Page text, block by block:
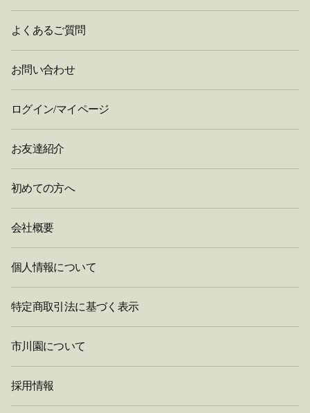
よくあるご質問
お問い合わせ
ログイン/マイページ
お友達紹介
初めての方へ
会社概要
個人情報について
特定商取引法に基づく表示
市川園について
採用情報